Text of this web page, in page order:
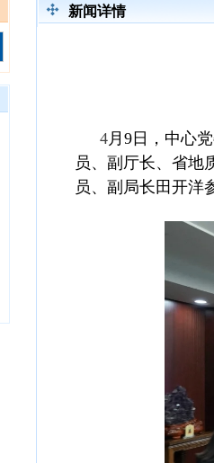
新闻详情
4月9日，中心
员、副厅长、省地
员、 副局长田开洋